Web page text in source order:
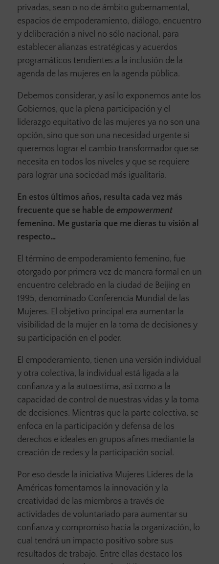
privadas, sean o no de ámbito gubernamental,
espacios de empoderamiento, diálogo, encuentro
y deliberación a nivel no sólo nacional, para
establecer alianzas estratégicas y acuerdos
programáticos tendientes a la inclusión de la
agenda de las mujeres en la agenda pública.
Debemos considerar, y así lo exponemos ante los
Gobiernos, que la plena participación y el
liderazgo equitativo de las mujeres ya no son una
opción, sino que son una necesidad urgente si
queremos lograr el cambio transformador que se
necesita en todos los niveles y que se requiere
para lograr una sociedad más igualitaria.
En estos últimos años, resulta cada vez más
frecuente que se hable de empowerment
femenino. Me gustaría que me dieras tu visión al
respecto…
El término de empoderamiento femenino, fue
otorgado por primera vez de manera formal en un
encuentro celebrado en la ciudad de Beijing en
1995, denominado Conferencia Mundial de las
Mujeres. El objetivo principal era aumentar la
visibilidad de la mujer en la toma de decisiones y
su participación en el poder.
El empoderamiento, tienen una versión individual
y otra colectiva, la individual está ligada a la
confianza y a la autoestima, así como a la
capacidad de control de nuestras vidas y la toma
de decisiones. Mientras que la parte colectiva, se
enfoca en la participación y defensa de los
derechos e ideales en grupos afines mediante la
creación de redes y la participación social.
Por eso desde la iniciativa Mujeres Líderes de la
Américas fomentamos la innovación y la
creatividad de las miembros a través de
actividades de voluntariado para aumentar su
confianza y compromiso hacia la organización, lo
cual tendrá un impacto positivo sobre sus
resultados de trabajo. Entre ellas destaco los